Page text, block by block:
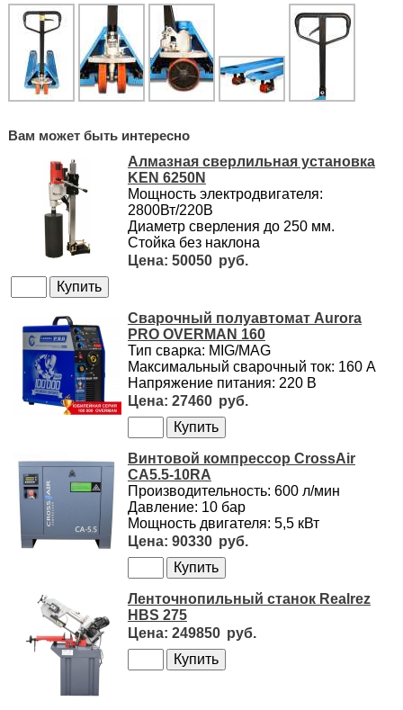
Вам может быть интересно
Алмазная сверлильная установка
KEN 6250N
Мощность электродвигателя:
2800Вт/220В
Диаметр сверления до 250 мм.
Стойка без наклона
50050
Сварочный полуавтомат Aurora
PRO OVERMAN 160
Тип сварка: MIG/MAG
Максимальный сварочный ток: 160 А
Напряжение питания: 220 В
27460
Винтовой компрессор CrossAir
CA5.5-10RA
Производительность: 600 л/мин
Давление: 10 бар
Мощность двигателя: 5,5 кВт
90330
Ленточнопильный станок Realrez
HBS 275
249850